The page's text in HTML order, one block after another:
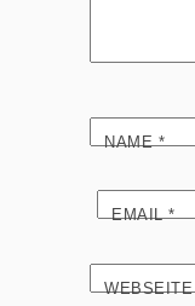
NAME*
EMAIL*
WEBSEITE